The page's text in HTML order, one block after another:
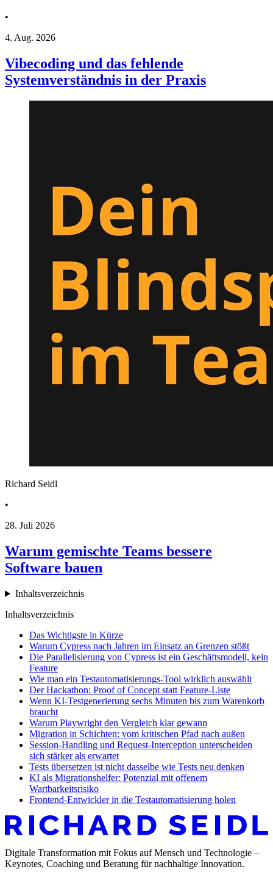
•
4. Aug. 2026
Vibecoding und das fehlende
Systemverständnis in der Praxis
Richard Seidl
•
28. Juli 2026
Warum gemischte Teams bessere
Software bauen
Inhaltsverzeichnis
Inhaltsverzeichnis
Das Wichtigste in Kürze
Warum Cypress nach Jahren im Einsatz an Grenzen stößt
Die Parallelisierung von Cypress ist ein Geschäftsmodell, kein
Feature
Wie man ein Testautomatisierungs-Tool wirklich auswählt
Der Hackathon: Proof of Concept statt Feature-Liste
Wenn KI-Testgenerierung sechs Minuten bis zum Warenkorb
braucht
Warum Playwright den Vergleich klar gewann
Migration in Schichten: vom kritischen Pfad nach außen
Session-Handling und Request-Interception unterscheiden
sich stärker als erwartet
Tests übersetzen ist nicht dasselbe wie Tests neu denken
KI als Migrationshelfer: Potenzial mit offenem
Wartbarkeitsrisiko
Frontend-Entwickler in die Testautomatisierung holen
Digitale Transformation mit Fokus auf Mensch und Technologie –
Keynotes, Coaching und Beratung für nachhaltige Innovation.